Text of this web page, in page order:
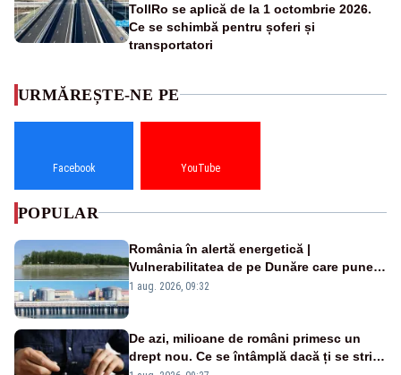
TollRo se aplică de la 1 octombrie 2026.
Ce se schimbă pentru șoferi și
transportatori
URMĂREȘTE-NE PE
Facebook YouTube
POPULAR
România în alertă energetică |
Vulnerabilitatea de pe Dunăre care pune
în pericol Centrala Cernavodă era
1 aug. 2026, 09:32
De azi, milioane de români primesc un
drept nou. Ce se întâmplă dacă ți se strică